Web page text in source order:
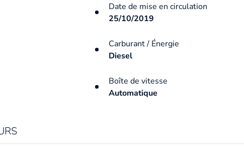
Date de mise en circulation
25/10/2019
Carburant / Énergie
Diesel
Boîte de vitesse
Automatique